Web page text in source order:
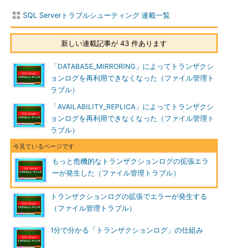
部へ報告すべきでしょう。
まず対策案の軸は、「業務オンライン時間内に原因となったプ
ログラムを実行させない」、もしくは「実行させても、必ず終了
う。
過去、筆者が携わったトラブル対策事例では、原因となったア
プリケーションが業務担当者の多くが使う「Microsoft Office」
だったこともあります。業務担当者がデータ分析業務を行うため
に、データベースソフトウェアのMicrosoft AccessからSQL
Serverに接続して業務を進める、といったシーンです。昨今、リ
アルタイムなデータ活用やセルフサービスBI（Business
Intelligence）が普及してきている背景もあり、上記のように業
務担当者自身が業務を進める、あるいはこのように進めたいと考
える担当者や企業は珍しくないはずです。
こういったシーンも踏まえ、データベース／システム管理者と
しては、業務担当者のPCから直接基幹データベースに接続して
いることの危険性を指摘し、そのリスクを把握して業務担当者と
共有されていなければなりません。最終的には、ネットワークの
SQL Serverトラブルシューティング 連載一覧
新しい連載記事が 43 件あります
「DATABASE_MIRRORING」によってトランザクシ
ョンログを再利用できなくなった（ファイル管理ト
ラブル）
「AVAILABILITY_REPLICA」によってトランザクシ
ョンログを再利用できなくなった（ファイル管理ト
ラブル）
もっと危機的なトランザクションログの拡張エラ
ーが発生した（ファイル管理トラブル）
トランザクションログの拡張でエラーが発生する
（ファイル管理トラブル）
1分で分かる「トランザクションログ」の仕組み